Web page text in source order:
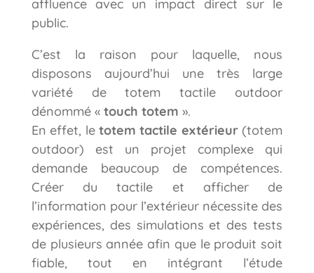
affluence avec un impact direct sur le
public.
C’est la raison pour laquelle, nous
disposons aujourd’hui une très large
variété de totem tactile outdoor
dénommé « touch totem ».
En effet, le totem tactile extérieur (totem
outdoor) est un projet complexe qui
demande beaucoup de compétences.
Créer du tactile et afficher de
l’information pour l’extérieur nécessite des
expériences, des simulations et des tests
de plusieurs année afin que le produit soit
fiable, tout en intégrant l’étude